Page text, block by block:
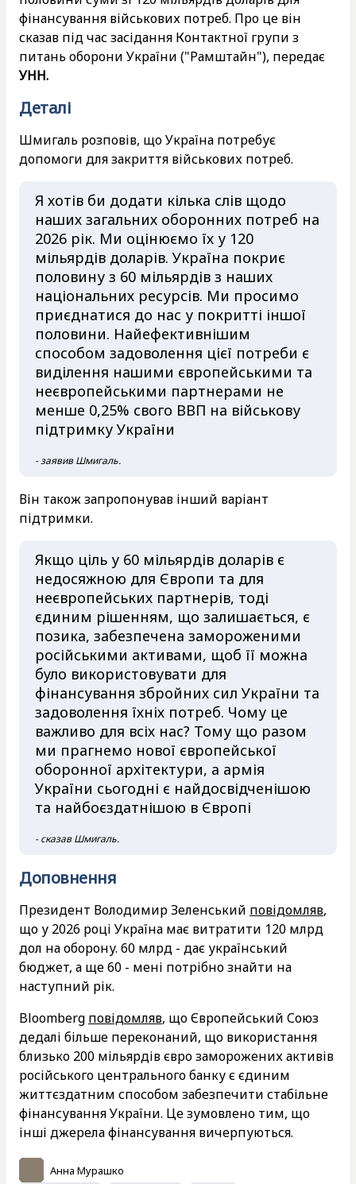
фінансування військових потреб. Про це він
сказав під час засідання Контактної групи з
питань оборони України ("Рамштайн"), передає
УНН.
Деталі
Шмигаль розповів, що Україна потребує
допомоги для закриття військових потреб.
Я хотів би додати кілька слів щодо
наших загальних оборонних потреб на
2026 рік. Ми оцінюємо їх у 120
мільярдів доларів. Україна покриє
половину з 60 мільярдів з наших
національних ресурсів. Ми просимо
приєднатися до нас у покритті іншої
половини. Найефективнішим
способом задоволення цієї потреби є
виділення нашими європейськими та
неєвропейськими партнерами не
менше 0,25% свого ВВП на військову
підтримку України
- заявив Шмигаль.
Він також запропонував інший варіант
підтримки.
Якщо ціль у 60 мільярдів доларів є
недосяжною для Європи та для
неєвропейських партнерів, тоді
єдиним рішенням, що залишається, є
позика, забезпечена замороженими
російськими активами, щоб її можна
було використовувати для
фінансування збройних сил України та
задоволення їхніх потреб. Чому це
важливо для всіх нас? Тому що разом
ми прагнемо нової європейської
оборонної архітектури, а армія
України сьогодні є найдосвідченішою
та найбоєздатнішою в Європі
- сказав Шмигаль.
Доповнення
Президент Володимир Зеленський повідомляв,
що у 2026 році Україна має витратити 120 млрд
дол на оборону. 60 млрд - дає український
бюджет, а ще 60 - мені потрібно знайти на
наступний рік.
Bloomberg повідомляв, що Європейський Союз
дедалі більше переконаний, що використання
близько 200 мільярдів євро заморожених активів
російського центрального банку є єдиним
життєздатним способом забезпечити стабільне
фінансування України. Це зумовлено тим, що
інші джерела фінансування вичерпуються.
Анна Мурашко